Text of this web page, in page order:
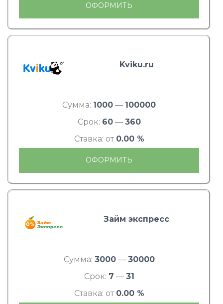
ОФОРМИТЬ
Kviku.ru
Сумма: 1000 — 100000
Срок: 60— 360
Ставка: от 0.00 %
ОФОРМИТЬ
Займ экспресс
Сумма: 3000— 30000
Срок: 7 — 31
Ставка: от 0.00 %